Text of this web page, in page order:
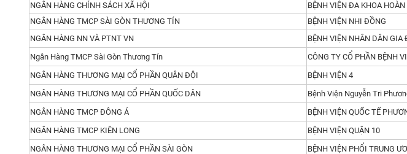
NGÂN HÀNG CHÍNH SÁCH XÃ HỘI
BỆNH VIỆN ĐA KHOA
NGÂN HÀNG TMCP SÀI GÒN THƯƠNG TÍN
BỆNH VIỆN NHI ĐỒNG
NGÂN HÀNG NN VÀ PTNT VN
BỆNH VIỆN NHÂN DÂN GIA
Ngân Hàng TMCP Sài Gòn Thương Tín
CÔNG TY CỔ PHẦN BỆNH
NGÂN HÀNG THƯƠNG MẠI CỔ PHẦN QUÂN ĐỘI
BỆNH VIỆN 4
NGÂN HÀNG THƯƠNG MẠI CỔ PHẦN QUỐC DÂN
Bệnh Viện Nguyễn Tri
NGÂN HÀNG TMCP ĐÔNG Á
BỆNH VIỆN QUỐC TẾ
NGÂN HÀNG TMCP KIÊN LONG
BỆNH VIỆN QUẬN 10
NGÂN HÀNG THƯƠNG MẠI CỔ PHẦN SÀI GÒN
BỆNH VIỆN PHỔI TRUNG